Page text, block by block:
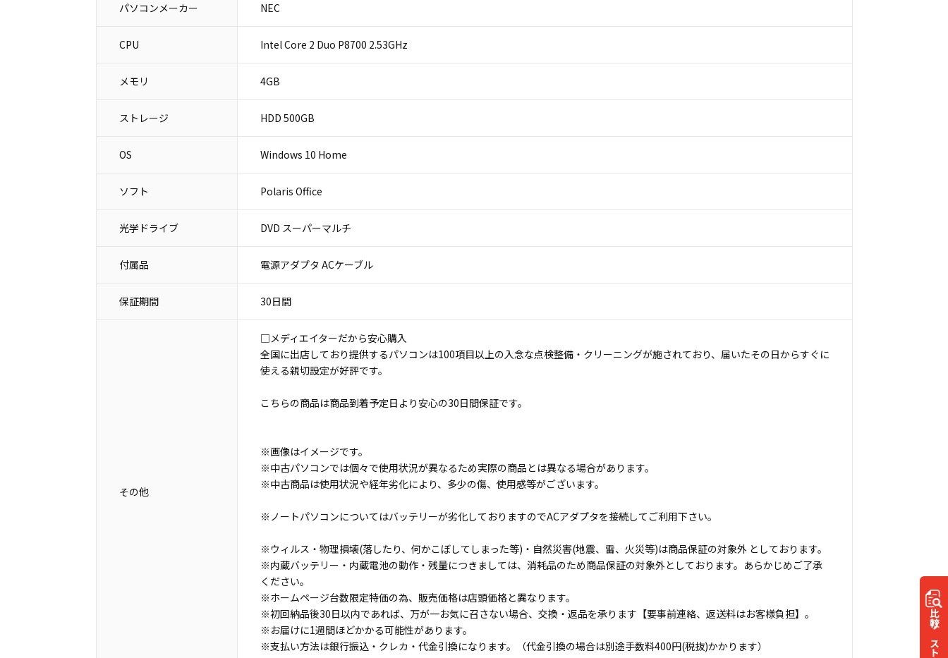
比較
リスト
パソコンメーカー NEC
CPU Intel Core 2 Duo P8700 2.53GHz
メモリ 4GB
ストレージ HDD 500GB
OS Windows 10 Home
ソフト Polaris Office
光学ドライブ DVD スーパーマルチ
付属品 電源アダプタ ACケーブル
保証期間 30日間
その他
□メディエイターだから安心購入
全国に出店しており提供するパソコンは100項目以上の入念な点検整備・クリーニングが施されており、届いたその日からすぐに
使える親切設定が好評です。
こちらの商品は商品到着予定日より安心の30日間保証です。
※画像はイメージです。
※中古パソコンでは個々で使用状況が異なるため実際の商品とは異なる場合があります。
※中古商品は使用状況や経年劣化により、多少の傷、使用感等がございます。
※ノートパソコンについてはバッテリーが劣化しておりますのでACアダプタを接続してご利用下さい。
※ウィルス・物理損壊(落したり、何かこぼしてしまった等)・自然災害(地震、雷、火災等)は商品保証の対象外 としております。
※内蔵バッテリー・内蔵電池の動作・残量につきましては、消耗品のため商品保証の対象外としております。あらかじめご了承
ください。
※ホームページ台数限定特価の為、販売価格は店頭価格と異なります。
※初回納品後30日以内であれば、万が一お気に召さない場合、交換・返品を承ります【要事前連絡、返送料はお客様負担】。
※お届けに1週間ほどかかる可能性があります。
※支払い方法は銀行振込・クレカ・代金引換になります。（代金引換の場合は別途手数料400円(税抜)かかります）